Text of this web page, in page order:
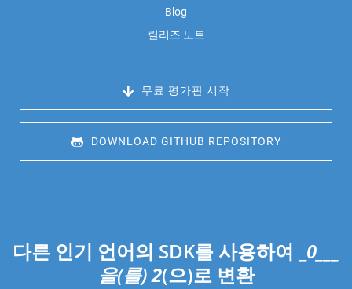
Blog
릴리즈 노트
무료 평가판 시작
DOWNLOAD GITHUB REPOSITORY
다른 인기 언어의 SDK를 사용하여 _ 0___
을(를)2(으)로 변환